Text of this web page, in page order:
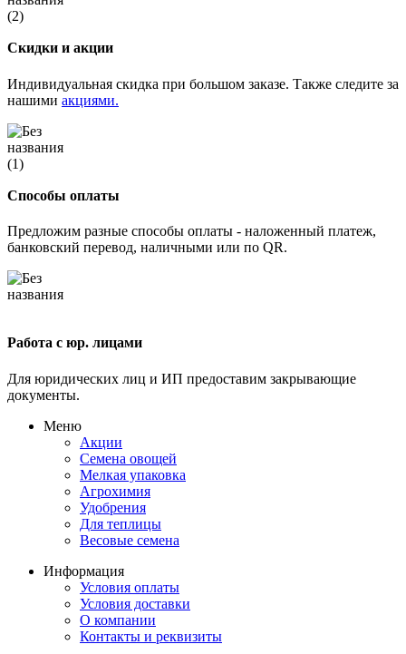
Скидки и акции
Индивидуальная скидка при большом заказе. Также следите за
нашими акциями.
Способы оплаты
Предложим разные способы оплаты - наложенный платеж,
банковский перевод, наличными или по QR.
Работа с юр. лицами
Для юридических лиц и ИП предоставим закрывающие
документы.
Меню
Акции
Семена овощей
Мелкая упаковка
Агрохимия
Удобрения
Для теплицы
Весовые семена
Информация
Условия оплаты
Условия доставки
О компании
Контакты и реквизиты